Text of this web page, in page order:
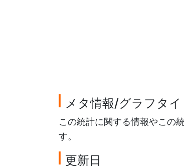
メタ情報/グラフタ
この統計に関する情報やこの
す。
更新日